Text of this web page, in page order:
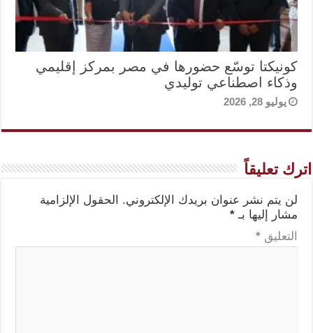
كونيكتا توسّع حضورها في مصر بمركز إقليمي
وذكاء اصطناعي توليدي
يوليو 28, 2026
اترك تعليقاً
لن يتم نشر عنوان بريدك الإلكتروني.
الحقول الإلزامية
مشار إليها بـ *
التعليق *